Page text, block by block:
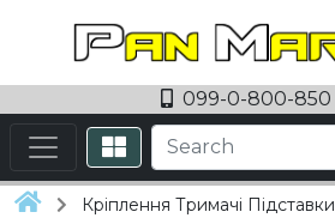
099-0-800-850
Кріплення Тримачі Підставки